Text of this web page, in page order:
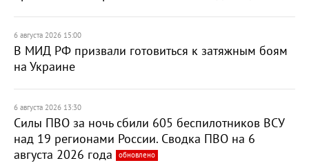
6 августа 2026 15:00
В МИД РФ призвали готовиться к затяжным боям
на Украине
6 августа 2026 13:30
Силы ПВО за ночь сбили 605 беспилотников ВСУ
над 19 регионами России. Сводка ПВО на 6
августа 2026 года
обновлено